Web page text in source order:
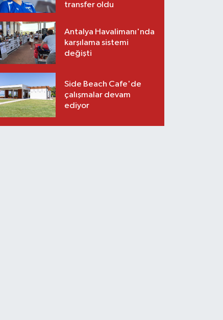
transfer oldu
Antalya Havalimanı'nda
karşılama sistemi
değişti
Side Beach Cafe'de
çalışmalar devam
ediyor